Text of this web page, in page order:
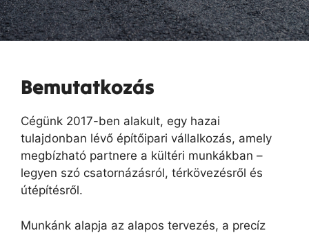
Bemutatkozás
Cégünk 2017-ben alakult, egy hazai
tulajdonban lévő építőipari vállalkozás, amely
megbízható partnere a kültéri munkákban –
legyen szó csatornázásról, térkövezésről és
útépítésről.
Munkánk alapja az alapos tervezés, a precíz